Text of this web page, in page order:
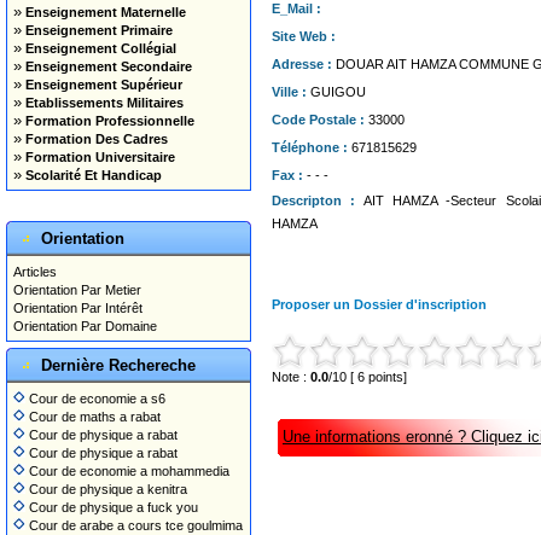
» Enseignement Maternelle
» Enseignement Primaire
» Enseignement Collégial
» Enseignement Secondaire
» Enseignement Supérieur
» Etablissements Militaires
» Formation Professionnelle
» Formation Des Cadres
» Formation Universitaire
» Scolarité Et Handicap
Orientation
Articles
Orientation Par Metier
Orientation Par Intérêt
Orientation Par Domaine
Dernière Rechereche
Cour de economie a s6
Cour de maths a rabat
Cour de physique a rabat
Cour de physique a rabat
Cour de economie a mohammedia
Cour de physique a kenitra
Cour de physique a fuck you
Cour de arabe a cours tce goulmima
E_Mail :
Site Web :
Adresse : DOUAR AIT HAMZA COMMUNE
Ville : GUIGOU
Code Postale : 33000
Téléphone : 671815629
Fax : - - -
Descripton :AIT HAMZA -Secteur
HAMZA
Proposer un Dossier d'inscription
Note : 0.0/10 [ 6 points]
Une informations eronné ? Cliquez